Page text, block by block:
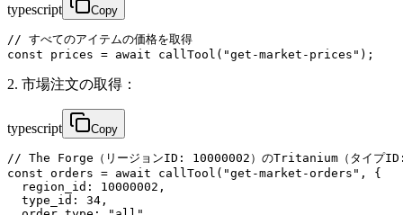
typescript Copy
// すべてのアイテムの価格を取得
const prices = await callTool("get-market-prices");
2. 市場注文の取得：
typescript Copy
// The Forge（リージョンID: 10000002）のTritanium（タイプID:
const orders = await callTool("get-market-orders", {
  region_id: 10000002,
  type_id: 34,